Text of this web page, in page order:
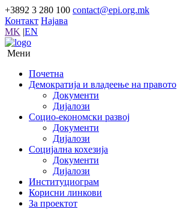
+3892 3 280 100 contact@epi.org.mk
Контакт Најава
MK |EN
Мени
Почетна
Демократија и владеење на правото
Документи
Дијалози
Социо-економски развој
Документи
Дијалози
Социјална кохезија
Документи
Дијалози
Институциограм
Корисни линкови
За проектот